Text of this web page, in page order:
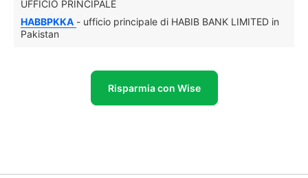
UFFICIO PRINCIPALE
HABBPKKA - ufficio principale di HABIB BANK LIMITED in
Pakistan
Risparmia con Wise